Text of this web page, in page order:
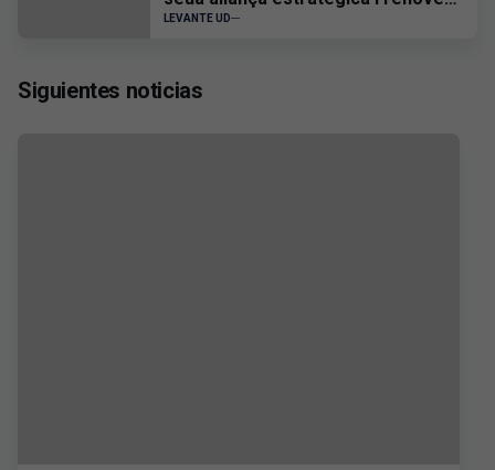
el seu patrocini fins a 2028
LEVANTE UD
Siguientes noticias